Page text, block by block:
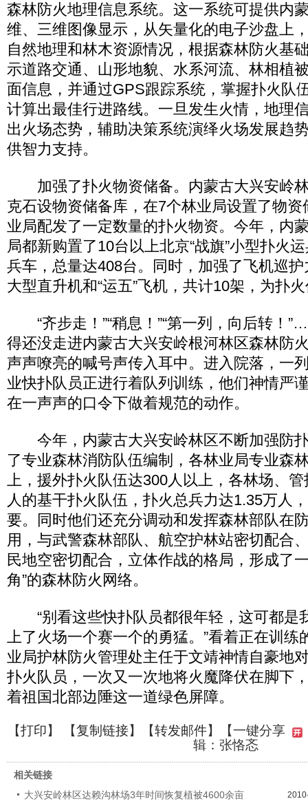
森林防火地理信息系统。这一系统可提供内
维、三维图像显示，从矢量化的电子沙盘上
自然地理和林木资源情况，根据森林防火基
示道路交通、山形地貌、水系河流、林相植
面信息，并通过GPS跟踪系统，掌握扑火队
计算出最佳行进路线。一旦发生火情，地理
出火场态势，辅助决策系统演绎火场发展趋
供智力支持。
加强了扑火物资储备。内蒙古大兴安岭
克石设物资储备库，在7个林业局设置了物
业局配发了一定数量的扑火物资。今年，内
局都新购置了10台以上北京“战旗”小型扑火
兵车，总量达408台。同时，加强了飞机巡
大型直升机和“运五”飞机，共计10架，为扑
“齐步走！”“稍息！”“第一列，向后转！
得还没走进内蒙古大兴安岭根河林区森林防
声声嘹亮的喊号声传入耳中。进入院落，一
业快扑队员正进行着队列训练，他们神情严
在一声声的口令下做着规范的动作。
今年，内蒙古大兴安岭林区不断加强防
了专业森林消防队伍编制，各林业局专业森
上，援外扑火队伍达300人以上，各林场、
人的基干扑火队伍，扑火总兵力达1.35万人
要。同时他们还充分调动和发挥森林部队在
用，与武警森林部队、航空护林站密切配合
民地空密切配合，立体作战的格局，形成了
角”的森林防火网络。
“别看这些快扑队员都很年轻，这可都是
上了火场一个赛一个的勇猛。”看着正在训练
业局护林防火管理处主任于文靖神情自豪地
扑火队员，一次又一次地将火魔降伏在脚下
着祖国北部边陲这一道绿色屏障。
【打印】 【复制链接】【转发邮件】
【一键分享
辑：张恪忞
相关链接
大兴安岭林区达赖沟林场3年时间恢复植被4600余亩